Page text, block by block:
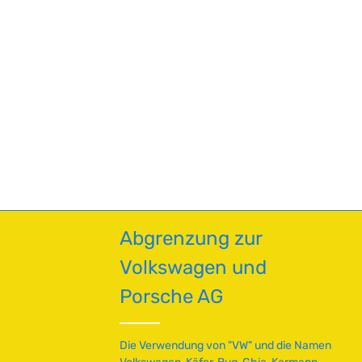
um die Anzahl zu erhöhen oder zu
die Schaltflächen um die
Abgrenzung zur
Volkswagen und
Porsche AG
Die Verwendung von "VW" und die Namen